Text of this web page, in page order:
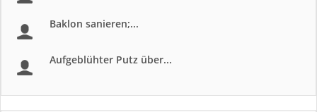
Baklon sanieren;...
Aufgeblühter Putz über...